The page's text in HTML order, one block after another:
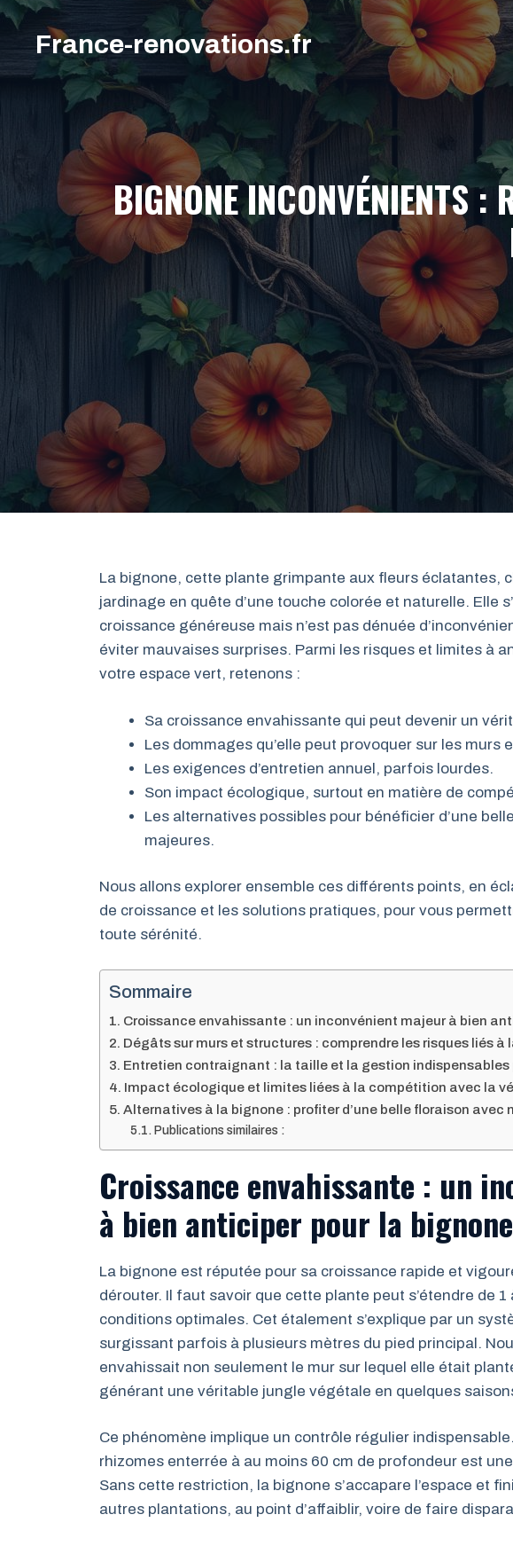
Aller
contenu
France-renovations.fr
BIGNONE INCONVÉNIENTS :
La bignone, cette plante grimpante aux fleurs éclatantes,
jardinage en quête d’une touche colorée et naturelle. Elle
croissance généreuse mais n’est pas dénuée
éviter mauvaises surprises. Parmi les risques et limites à
votre espace vert, retenons :
Sa croissance envahissante qui peut devenir un
Les dommages qu’elle peut provoquer sur les murs
Les exigences d’entretien annuel, parfois lourdes.
Son impact écologique, surtout en matière de
Les alternatives possibles pour bénéficier d’une
majeures.
Nous allons explorer ensemble ces différents points, en
de croissance et les solutions pratiques, pour vous
toute sérénité.
Sommaire
Croissance envahissante : un inconvénient majeur à bien
Dégâts sur murs et structures : comprendre les risques liés
Entretien contraignant : la taille et la gestion indispensables
Impact écologique et limites liées à la compétition avec la
Alternatives à la bignone : profiter d’une belle floraison avec
Publications similaires :
Croissance envahissante : un
à bien anticiper pour la bignone
La bignone est réputée pour sa croissance rapide et
dérouter. Il faut savoir que cette plante peut s’étendre de
conditions optimales. Cet étalement s’explique par un
surgissant parfois à plusieurs mètres du pied principal.
envahissait non seulement le mur sur lequel elle était
générant une véritable jungle végétale en quelques
Ce phénomène implique un contrôle régulier
rhizomes enterrée à au moins 60 cm de profondeur est
Sans cette restriction, la bignone s’accapare l’espace et
autres plantations, au point d’affaiblir, voire de faire